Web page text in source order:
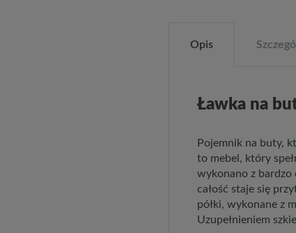
Opis
Ławka na
Pojemnik na buty,
to mebel, który
wykonano z bardzo
całość staje się
półki, wykonane z
Uzupełnieniem